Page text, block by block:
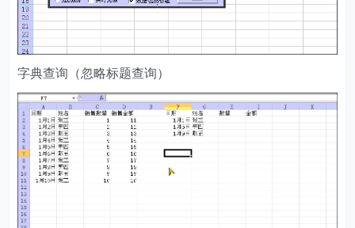
字典查询（忽略标题查询）